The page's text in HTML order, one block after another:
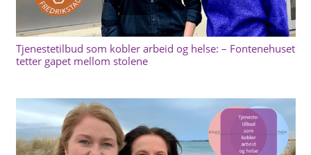
Tjenestetilbud som kobler arbeid og helse: – Fontenehuset
tetter gapet mellom stolene